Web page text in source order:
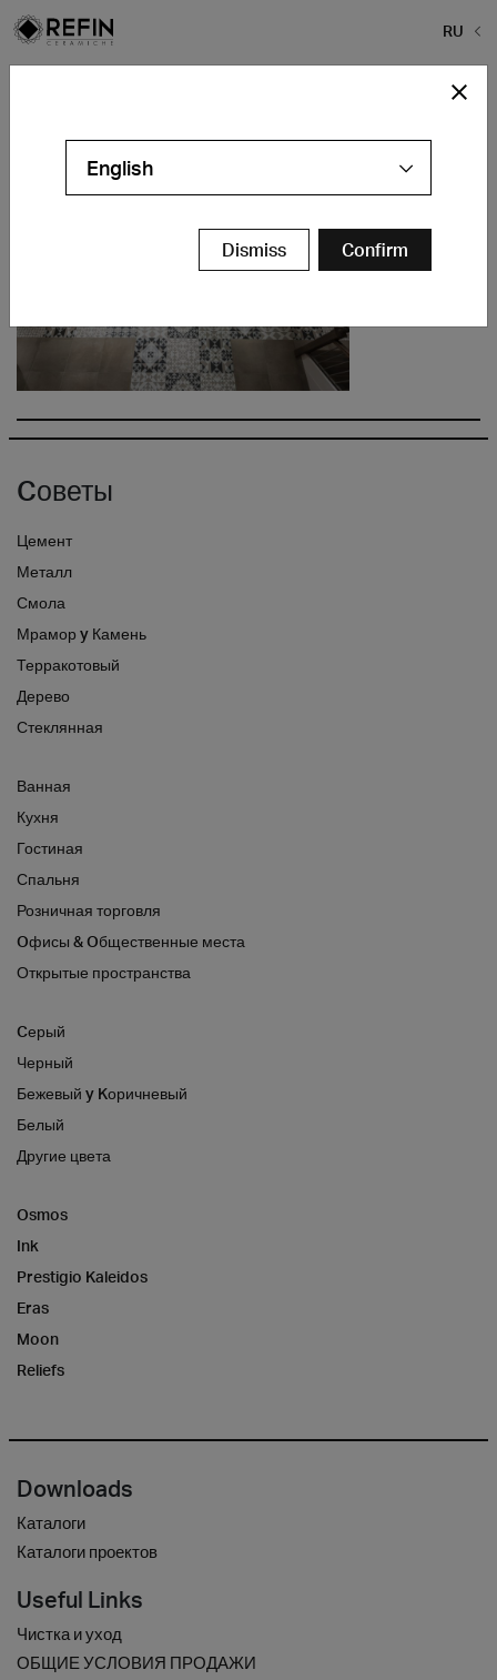
RU
Cоветы
Цемент
Металл
Смола
Мрамор y Камень
Терракотовый
Дерево
Стеклянная
Ванная
Кухня
Гостиная
Спальня
Розничная торговля
Oфисы & Oбщественные места
Открытые пространства
Cерый
Черный
Бежевый y Kоричневый
Белый
Другие цвета
Osmos
Ink
Prestigio Kaleidos
Eras
Moon
Reliefs
Downloads
Каталоги
Каталоги проектов
Useful Links
Чистка и уход
ОБЩИЕ УСЛОВИЯ ПРОДАЖИ
English
Dismiss Confirm